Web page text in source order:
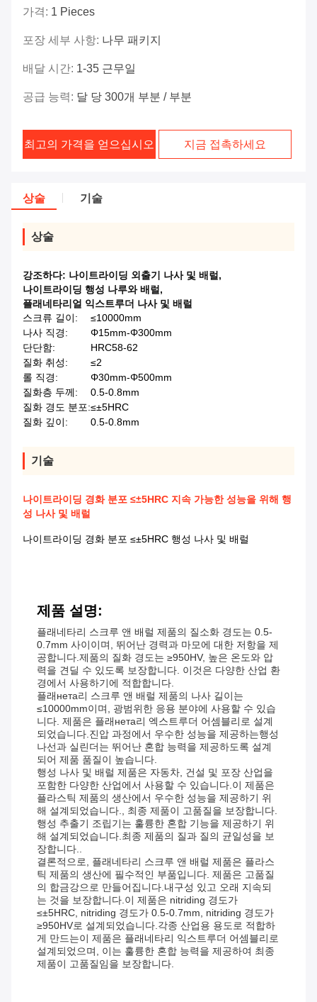
가격: 1 Pieces
포장 세부 사항: 나무 패키지
배달 시간: 1-35 근무일
공급 능력: 달 당 300개 부분 / 부분
최고의 가격을 얻으십시오 지금 접촉하세요
상술 기술
상술
강조하다: 나이트라이딩 외출기 나사 및 배럴,
나이트라이딩 행성 나루와 배럴,
플래네타리얼 익스트루더 나사 및 배럴
스크류 길이:
≤10000mm
나사 직경:
Φ15mm-Φ300mm
단단함:
HRC58-62
질화 취성:
≤2
롤 직경:
Φ30mm-Φ500mm
질화층 두께:
0.5-0.8mm
질화 경도 분포:≤±5HRC
질화 깊이:
0.5-0.8mm
기술
나이트라이딩 경화 분포 ≤±5HRC 지속 가능한 성능을 위해 행
성 나사 및 배럴
나이트라이딩 경화 분포 ≤±5HRC 행성 나사 및 배럴
제품 설명:
플래네타리 스크루 앤 배럴 제품의 질소화 경도는 0.5-
0.7mm 사이이며, 뛰어난 경력과 마모에 대한 저항을 제
공합니다.제품의 질화 경도는 ≥950HV, 높은 온도와 압
력을 견딜 수 있도록 보장합니다. 이것은 다양한 산업 환
경에서 사용하기에 적합합니다.
플래нета리 스크루 앤 배럴 제품의 나사 길이는
≤10000mm이며, 광범위한 응용 분야에 사용할 수 있습
니다. 제품은 플래нета리 엑스트루더 어셈블리로 설계
되었습니다.진압 과정에서 우수한 성능을 제공하는행성
나선과 실린더는 뛰어난 혼합 능력을 제공하도록 설계
되어 제품 품질이 높습니다.
행성 나사 및 배럴 제품은 자동차, 건설 및 포장 산업을
포함한 다양한 산업에서 사용할 수 있습니다.이 제품은
플라스틱 제품의 생산에서 우수한 성능을 제공하기 위
해 설계되었습니다., 최종 제품이 고품질을 보장합니다.
행성 추출기 조립기는 훌륭한 혼합 기능을 제공하기 위
해 설계되었습니다.최종 제품의 질과 질의 균일성을 보
장합니다..
결론적으로, 플래네타리 스크루 앤 배럴 제품은 플라스
틱 제품의 생산에 필수적인 부품입니다. 제품은 고품질
의 합금강으로 만들어집니다.내구성 있고 오래 지속되
는 것을 보장합니다.이 제품은 nitriding 경도가
≤±5HRC, nitriding 경도가 0.5-0.7mm, nitriding 경도가
≥950HV로 설계되었습니다.각종 산업용 용도로 적합하
게 만드는이 제품은 플래네타리 익스트루더 어셈블리로
설계되었으며, 이는 훌륭한 혼합 능력을 제공하여 최종
제품이 고품질임을 보장합니다.